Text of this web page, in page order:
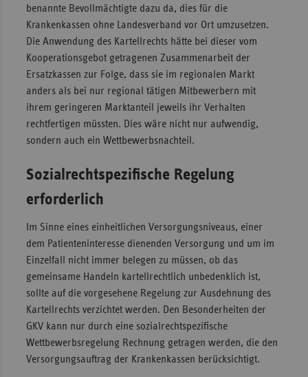
benannte Bevollmächtigte dazu da, dies für die
Krankenkassen ohne Landesverband vor Ort umzusetzen.
Die Anwendung des Kartellrechts hätte bei dieser vom
Kooperationsgebot getragenen Zusammenarbeit der
Ersatzkassen zur Folge, dass sie im regionalen Markt
anders als bei nur regional tätigen Mitbewerbern mit
ihrem geringeren Marktanteil jeweils ihr Verhalten
rechtfertigen müssten. Dies wäre nicht nur aufwendig,
sondern auch ein Wettbewerbsnachteil.
Sozialrechtspezifische Regelung
erforderlich
Im Sinne eines einheitlichen Versorgungsniveaus, einer
dem Patienteninteresse dienenden Versorgung und um im
Einzelfall nicht immer belegen zu müssen, ob das
gemeinsame Handeln kartellrechtlich unbedenklich ist,
sollte auf die vorgesehene Regelung zur Ausdehnung des
Kartellrechts verzichtet werden. Den Besonderheiten der
GKV kann nur durch eine sozialrechtspezifische
Wettbewerbsregelung Rechnung getragen werden, die den
Versorgungsauftrag der Krankenkassen berücksichtigt.